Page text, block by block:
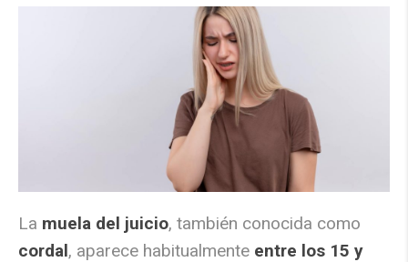
La muela del juicio, también conocida como
cordal, aparece habitualmente entre los 15 y